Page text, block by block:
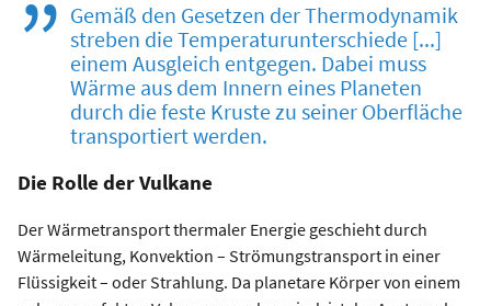
Gemäß den Gesetzen der Thermodynamik
streben die Temperaturunterschiede [...]
einem Ausgleich entgegen. Dabei muss
Wärme aus dem Innern eines Planeten
durch die feste Kruste zu seiner Oberfläche
transportiert werden.
Die Rolle der Vulkane
Der Wärmetransport thermaler Energie geschieht durch
Wärmeleitung, Konvektion – Strömungstransport in einer
Flüssigkeit – oder Strahlung. Da planetare Körper von einem